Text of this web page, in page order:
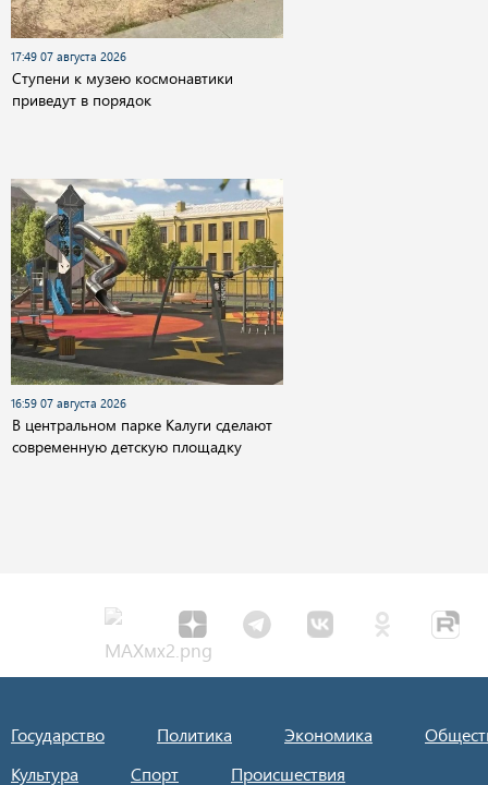
17:49 07 августа 2026
Cтупени к музею космонавтики
приведут в порядок
16:59 07 августа 2026
В центральном парке Калуги сделают
современную детскую площадку
Государство Политика Экономика
Культура
Спорт Происшествия